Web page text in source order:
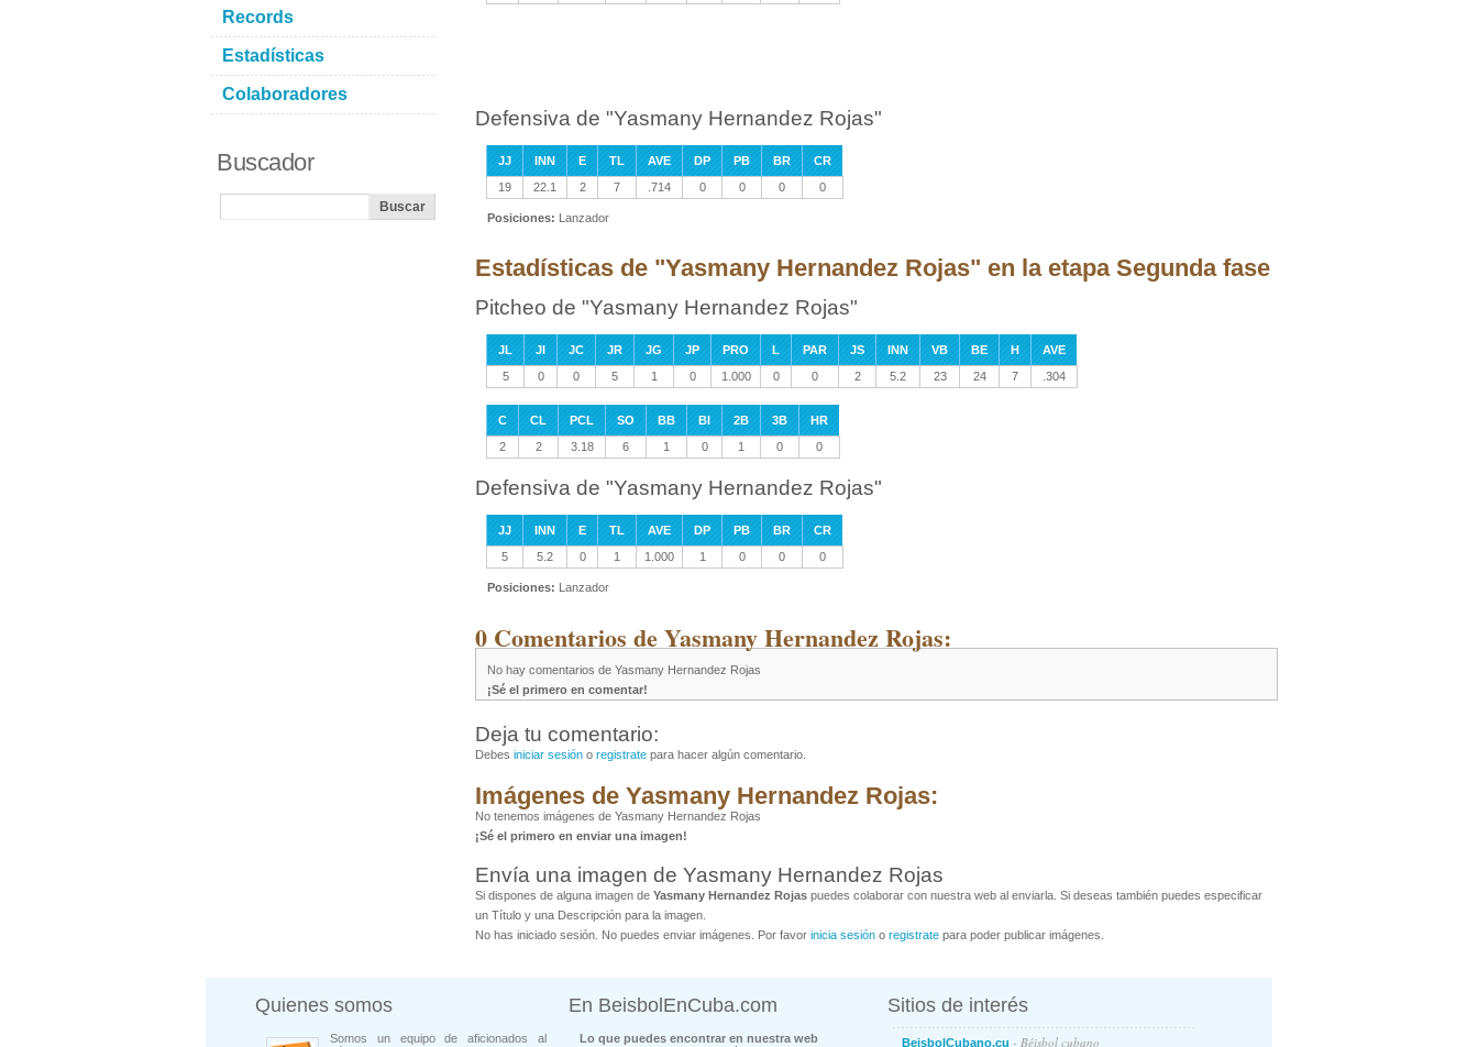
Defensiva de "Yasmany Hernandez Rojas"
JJ INN E TL AVE DP PB BR
CR
19
22.1 2 7 .714 0 0 0 0
Posiciones: Lanzador
Estadísticas de "Yasmany Hernandez Rojas" en la etapa Segunda fase
Pitcheo de "Yasmany Hernandez Rojas"
JL JI JC JR JG JP PRO L PAR JS INN VB BE H
AVE
5
0 0 5 1 0 1.000 0 0 2 5.2 23 24 7 .304
C CL PCL SO BB BI 2B 3B
HR
2
2 3.18 6 1 0 1 0 0
Defensiva de "Yasmany Hernandez Rojas"
JJ INN E TL AVE DP PB BR
CR
5
5.2 0 1 1.000 1 0 0 0
Posiciones: Lanzador
0 Comentarios de Yasmany Hernandez Rojas:
No hay comentarios de Yasmany Hernandez Rojas
¡Sé el primero en comentar!
Deja tu comentario:
Debes iniciar sesión o registrate para hacer algún comentario.
Imágenes de Yasmany Hernandez Rojas:
No tenemos imágenes de Yasmany Hernandez Rojas
¡Sé el primero en enviar una imagen!
Envía una imagen de Yasmany Hernandez Rojas
Si dispones de alguna imagen de Yasmany Hernandez Rojas puedes colaborar con nuestra web al enviarla. Si deseas también puedes especificar
un Título y una Descripción para la imagen.
No has iniciado sesión. No puedes enviar imágenes. Por favor inicia sesión o registrate para poder publicar imágenes.
Records
Estadísticas
Colaboradores
Buscador
Quienes somos
Somos un equipo de aficionados al
En BeisbolEnCuba.com
Lo que puedes encontrar en nuestra web
Sitios de interés
BeisbolCubano.cu - Béisbol cubano